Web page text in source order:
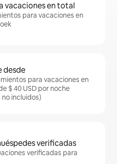
vacaciones en total
para vacaciones en
desde
para vacaciones en
$ 40 USD por noche
incluidos)
verificadas
verificadas para